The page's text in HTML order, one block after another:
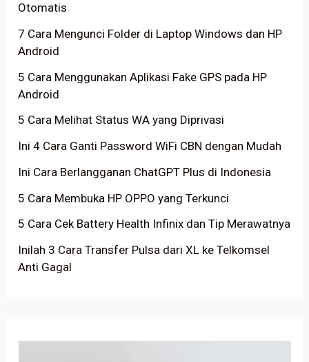
Otomatis
7 Cara Mengunci Folder di Laptop Windows dan HP
Android
5 Cara Menggunakan Aplikasi Fake GPS pada HP
Android
5 Cara Melihat Status WA yang Diprivasi
Ini 4 Cara Ganti Password WiFi CBN dengan Mudah
Ini Cara Berlangganan ChatGPT Plus di Indonesia
5 Cara Membuka HP OPPO yang Terkunci
5 Cara Cek Battery Health Infinix dan Tip Merawatnya
Inilah 3 Cara Transfer Pulsa dari XL ke Telkomsel
Anti Gagal